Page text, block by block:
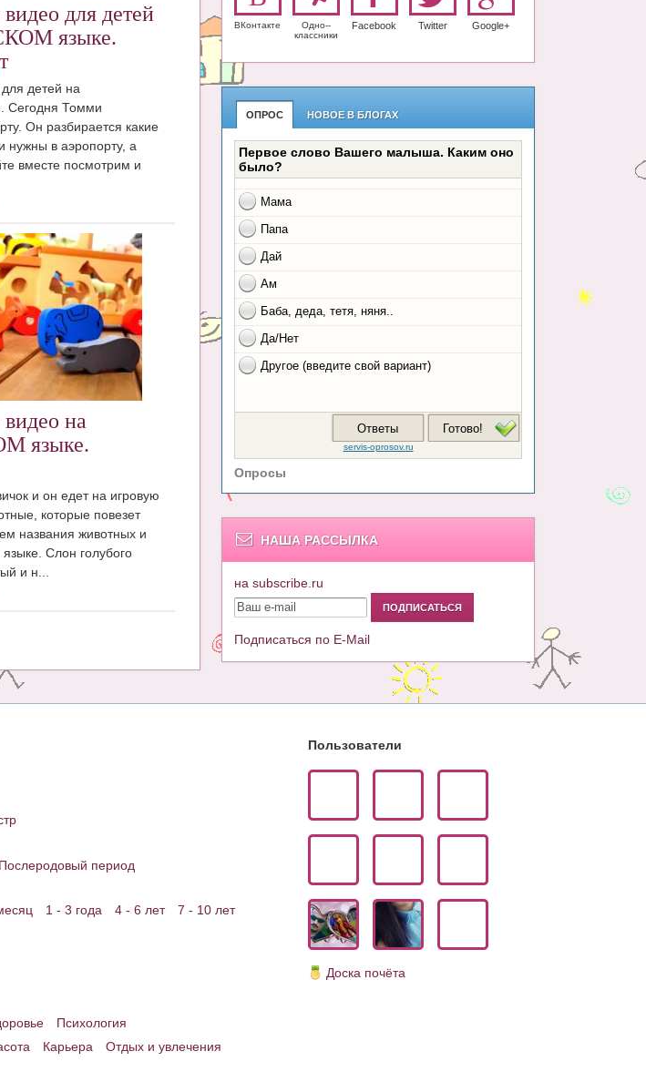
для детей
языке.
детей на
Томми
Он разбирается какие
нужны в аэропорту, а
вместе посмотрим и
на
языке.
и он едет на игровую
которые повезет
названия животных и
Слон голубого
и н...
ВКонтакте
Одно-­
класс­ники
Facebook Twitter Google+
ОПРОС НОВОЕ В БЛОГАХ
Опросы
НАША РАССЫЛКА
на subscribe.ru
Подписаться по E-Mail
Послеродовый период
1 - 3 года 4 - 6 лет
7 - 10 лет
Психология
Карьера Отдых и увлечения
Пользователи
Доска почёта